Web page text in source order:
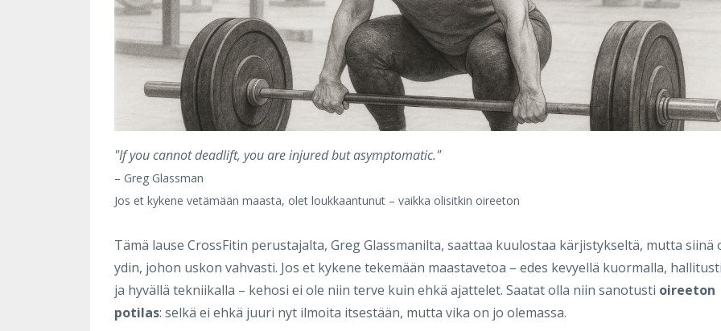
"If you cannot deadlift, you are injured but asymptomatic."
– Greg Glassman
Jos et kykene vetämään maasta, olet loukkaantunut – vaikka olisitkin oireeton
Tämä lause CrossFitin perustajalta, Greg Glassmanilta, saattaa kuulostaa kärjistykseltä, mutta siinä
ydin, johon uskon vahvasti. Jos et kykene tekemään maastavetoa – edes kevyellä kuormalla, hallitusti
ja hyvällä tekniikalla – kehosi ei ole niin terve kuin ehkä ajattelet. Saatat olla niin sanotusti oireeton
potilas: selkä ei ehkä juuri nyt ilmoita itsestään, mutta vika on jo olemassa.